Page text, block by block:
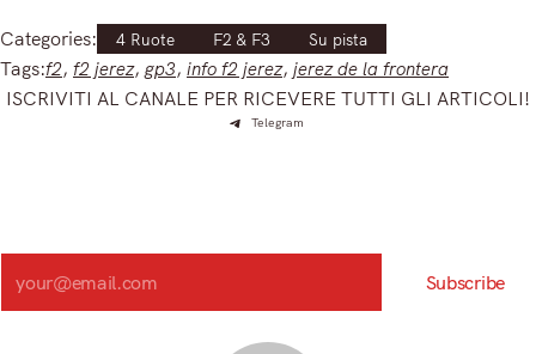
Categories: 4 Ruote F2 & F3 Su pista
Tags:f2, f2 jerez, gp3, info f2 jerez, jerez de la frontera
ISCRIVITI AL CANALE PER RICEVERE TUTTI GLI ARTICOLI!
Telegram
Search
Subscribe